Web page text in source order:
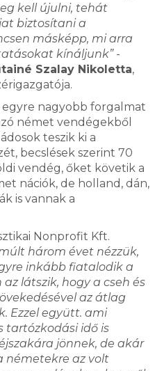
kell újulni, tehát
biztosítani a
másképp, mi arra
kínáljunk”-
Szalay Nikoletta,
egyre nagyobb forgalmat
német vendégekből
teszik ki a
becslések szerint 70
vendég, őket követik a
nációk, de holland, dán,
is vannak a
Nonprofit Kft.
három évet nézzük,
inkább fiatalodik a
látszik, hogy a cseh és
az átlag
Ezzel együtt. ami
tartózkodási idő is
jönnek, de akár
németekre az volt